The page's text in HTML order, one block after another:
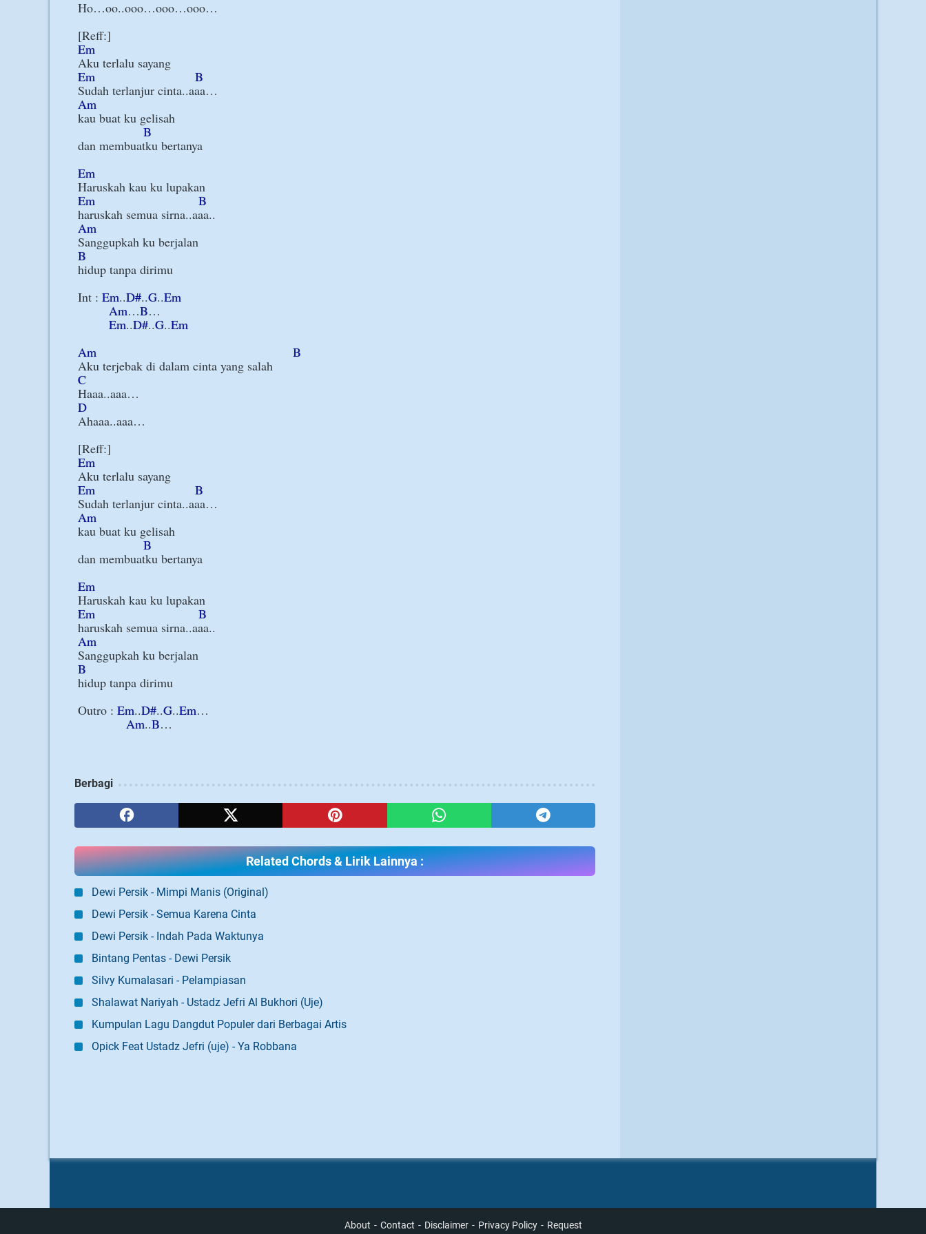
Ho…oo..ooo…ooo…ooo…
Em
Em
B
Am
kau buat ku gelisah
B
dan membuatku bertanya
Em
Em
B
Am
B
hidup tanpa dirimu
Int : Em..D#..G..Em
Am…B…
Em..D#..G..Em
Am
B
C
D
Ahaaa..aaa…
Em
Em
B
Am
kau buat ku gelisah
B
dan membuatku bertanya
Em
Em
B
Am
B
hidup tanpa dirimu
Outro : Em..D#..G..Em…
Am..B
Berbagi
Related Chords & Lirik Lainnya :
Dewi Persik - Mimpi Manis (Original)
Dewi Persik - Semua Karena Cinta
Dewi Persik - Indah Pada Waktunya
Bintang Pentas - Dewi Persik
Silvy Kumalasari - Pelampiasan
Shalawat Nariyah - Ustadz Jefri Al Bukhori (Uje)
Kumpulan Lagu Dangdut Populer dari Berbagai Artis
Opick Feat Ustadz Jefri (uje) - Ya Robbana
About Contact Disclaimer Privacy Policy Request